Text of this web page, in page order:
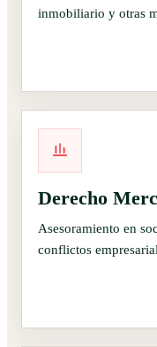
inmobiliario y otras
Derecho
Asesoramiento en
conflictos